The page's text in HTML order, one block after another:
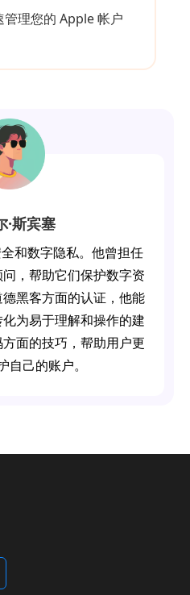
理您的 Apple 帐户
·斯宾塞
和数字隐私。他曾担任
，帮助它们保护数字资
黑客方面的认证，他能
为易于理解和操作的建
面的技巧，帮助用户更
自己的账户。